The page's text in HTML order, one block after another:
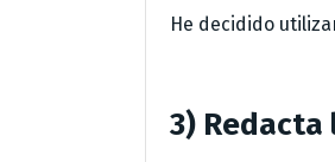
He decidido
3)